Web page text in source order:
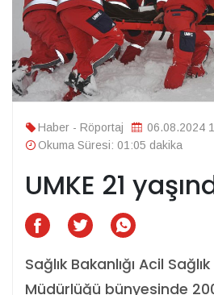
Haber - Röportaj
06.08.2024
Okuma Süresi: 01:05 dakika
UMKE 21
Sağlık Bakanlığı Acil
Müdürlüğü bünyesinde